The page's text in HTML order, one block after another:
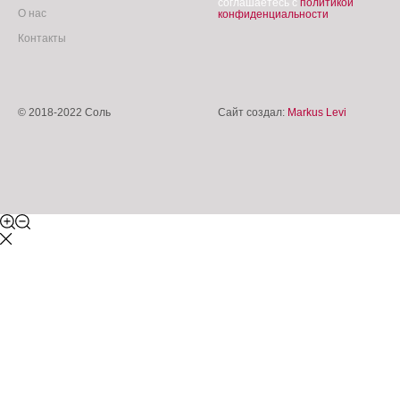
О нас
Контакты
соглашаетесь с политикой
конфиденциальности
© 2018-2022 Соль Сайт создал: Markus Levi